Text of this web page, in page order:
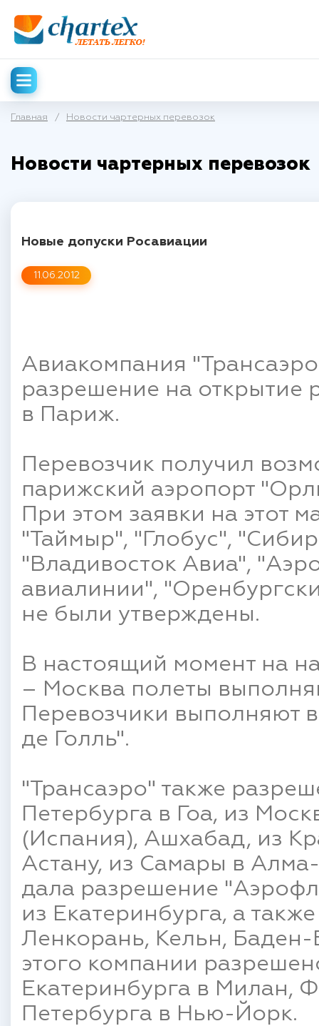
Главная / Новости чартерных перевозок
Новости чартерных перевозок
11.06.2012
Новые допуски Росавиации
Авиакомпания
разрешение на открытие
в Париж.
Перевозчик получил
парижский аэропорт
При этом заявки на этот
"Таймыр", "Глобус",
"Владивосток Авиа",
авиалинии",
не были утверждены.
В настоящий момент на
– Москва полеты
Перевозчики выполняют
де Голль".
"Трансаэро" также
Петербурга в Гоа, из
(Испания), Ашхабад, из
Астану, из Самары в
дала разрешение
из Екатеринбурга, а
Ленкорань, Кельн,
этого компании
Екатеринбурга в Милан,
Петербурга в Нью-Йорк.